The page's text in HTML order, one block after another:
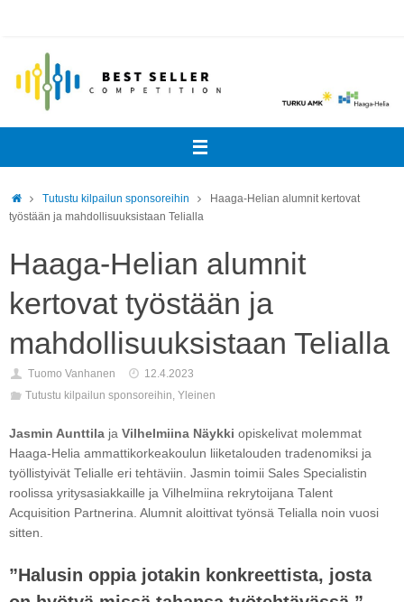
HomeTutustu kilpailun sponsoreihin
Haaga-Helian alumnit kertovat
työstään ja mahdollisuuksistaan Telialla
Haaga-Helian alumnit
kertovat työstään ja
mahdollisuuksistaan Telialla
Tuomo Vanhanen
12.4.2023
Tutustu kilpailun sponsoreihin, Yleinen
Jasmin Aunttila ja Vilhelmiina Näykki opiskelivat molemmat
Haaga-Helia ammattikorkeakoulun liiketalouden tradenomiksi ja
työllistyivät Telialle eri tehtäviin. Jasmin toimii Sales Specialistin
roolissa yritysasiakkaille ja Vilhelmiina rekrytoijana Talent
Acquisition Partnerina. Alumnit aloittivat työnsä Telialla noin vuosi
sitten.
”Halusin oppia jotakin konkreettista, josta